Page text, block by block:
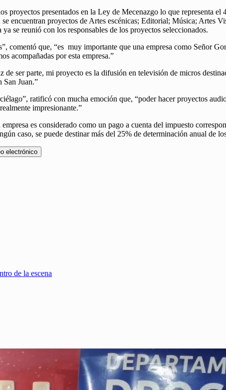
proyectos presentados en la Ley de Mecenazgo lo que representa
encuentran proyectos de Artes escénicas; Editorial; Música; Artes
se reunió con los responsables de los proyectos seleccionados.
comentó que, “es muy importante que una empresa como Señor
acompañadas por esta empresa.”
ser parte, mi proyecto es la difusión en televisión de micros
San Juan.”
ratificó con mucha emoción que, “poder hacer proyectos
impresionante.”
es considerado como un pago a cuenta del impuesto
caso, se puede destinar más del 25% de determinación anual de
electrónico
de la escena